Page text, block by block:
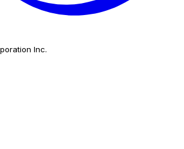
Inc.